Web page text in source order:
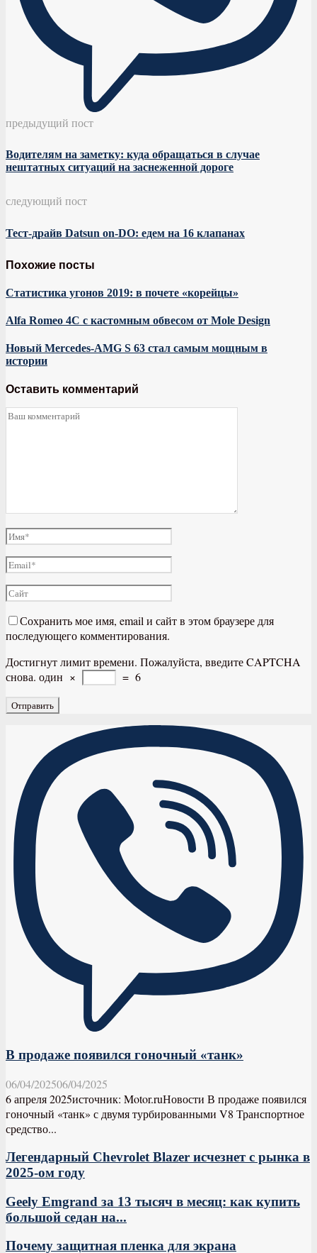
предыдущий пост
Водителям на заметку: куда обращаться в случае
нештатных ситуаций на заснеженной дороге
следующий пост
Тест-драйв Datsun on-DO: едем на 16 клапанах
Похожие посты
Статистика угонов 2019: в почете «корейцы»
Alfa Romeo 4C с кастомным обвесом от Mole Design
Новый Mercedes-AMG S 63 стал самым мощным в
истории
Оставить комментарий
Сохранить мое имя, email и сайт в этом браузере для
последующего комментирования.
Достигнут лимит времени. Пожалуйста, введите CAPTCHA
снова. один × = 6
В продаже появился гоночный «танк»
06/04/202506/04/2025
6 апреля 2025источник: Motor.ruНовости В продаже появился
гоночный «танк» с двумя турбированными V8 Транспортное
средство...
Легендарный Chevrolet Blazer исчезнет с рынка в
2025-ом году
Geely Emgrand за 13 тысяч в месяц: как купить
большой седан на...
Почему защитная пленка для экрана